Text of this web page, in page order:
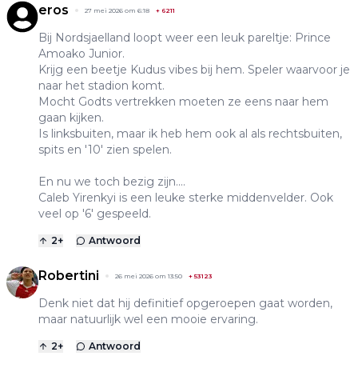
eros 27 mei 2026 om 6:18 + 6211
Bij Nordsjaelland loopt weer een leuk pareltje: Prince
Amoako Junior.
Krijg een beetje Kudus vibes bij hem. Speler waarvoor je
naar het stadion komt.
Mocht Godts vertrekken moeten ze eens naar hem
gaan kijken.
Is linksbuiten, maar ik heb hem ook al als rechtsbuiten,
spits en '10' zien spelen.
En nu we toch bezig zijn....
Caleb Yirenkyi is een leuke sterke middenvelder. Ook
veel op '6' gespeeld.
2+ Antwoord
Robertini 26 mei 2026 om 13:50 + 53123
Denk niet dat hij definitief opgeroepen gaat worden,
maar natuurlijk wel een mooie ervaring.
2+ Antwoord